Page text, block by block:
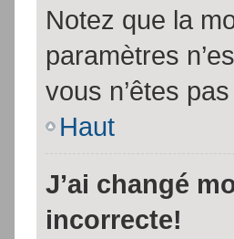
Notez que la
paramètres
vous n’êtes
Haut
J’ai changé
incorrecte!